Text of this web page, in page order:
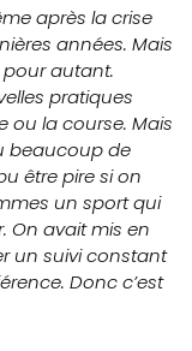
après la crise
années. Mais
pour autant.
pratiques
ou la course. Mais
beaucoup de
être pire si on
un sport qui
On avait mis en
un suivi constant
Donc c’est